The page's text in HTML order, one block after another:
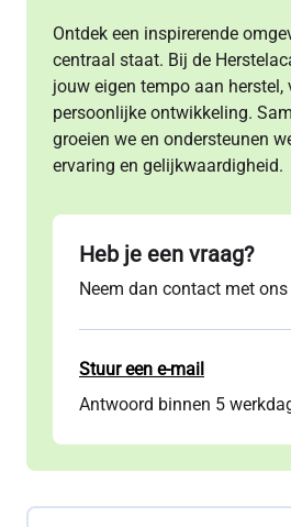
Ontdek een inspirerende
centraal staat. Bij de
jouw eigen tempo aan herstel,
persoonlijke ontwikkeling.
groeien we en ondersteunen
ervaring en gelijkwaardigheid.
Heb je een vraag?
Neem dan contact met ons
Stuur een e-mail
Antwoord binnen 5